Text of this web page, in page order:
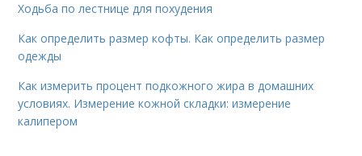
Ходьба по лестнице для похудения
Как определить размер кофты. Как определить размер
одежды
Как измерить процент подкожного жира в домашних
условиях. Измерение кожной складки: измерение
калипером